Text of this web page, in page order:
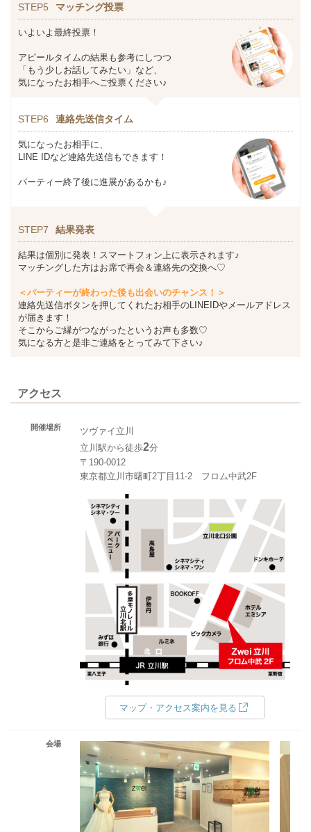
STEP5 マッチング投票
いよいよ最終投票！
アピールタイムの結果も参考にしつつ
「もう少しお話してみたい」など、
気になったお相手へご投票ください♪
STEP6 連絡先送信タイム
気になったお相手に、
LINE IDなど連絡先送信もできます！
パーティー終了後に進展があるかも♪
STEP7 結果発表
結果は個別に発表！スマートフォン上に表示されます♪
マッチングした方はお席で再会＆連絡先の交換へ♡
＜パーティーが終わった後も出会いのチャンス！＞
連絡先送信ボタンを押してくれたお相手のLINEIDやメールアドレス
が届きます！
そこからご縁がつながったというお声も多数♡
気になる方と是非ご連絡をとってみて下さい♪
アクセス
開催場所
ツヴァイ立川
立川駅から徒歩2分
〒190-0012
東京都立川市曙町2丁目11-2 フロム中武2F
マップ・アクセス案内を見る
会場